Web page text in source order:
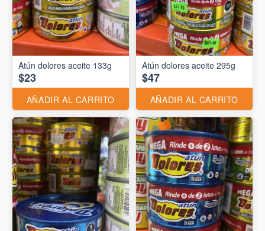
Atún dolores aceite 133g
$23
AÑADIR AL CARRITO
Atún dolores aceite 295g
$47
AÑADIR AL CARRITO